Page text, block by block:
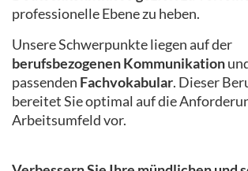
professionelle Ebene zu heben.
Unsere Schwerpunkte liegen auf der
berufsbezogenen Kommunikation
passenden Fachvokabular. Dieser
bereitet Sie optimal auf die
Arbeitsumfeld vor.